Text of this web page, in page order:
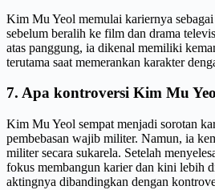
Kim Mu Yeol memulai kariernya
sebelum beralih ke film dan drama
atas panggung, ia dikenal memiliki
terutama saat memerankan karakter
7. Apa kontroversi Kim Mu
Kim Mu Yeol sempat menjadi sorotan
pembebasan wajib militer. Namun, ia
militer secara sukarela. Setelah
fokus membangun karier dan kini lebih
aktingnya dibandingkan dengan